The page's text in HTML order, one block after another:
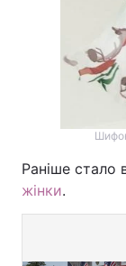
Раніше стало
жінки.